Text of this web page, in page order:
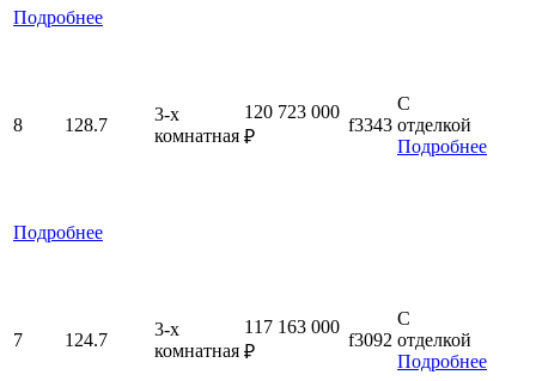
Подробнее
8 128.7
3-x
комнатная
120 723 000
₽
f3343
С
отделкой
Подробнее
Подробнее
7 124.7
3-x
комнатная
117 163 000
₽
f3092
С
отделкой
Подробнее